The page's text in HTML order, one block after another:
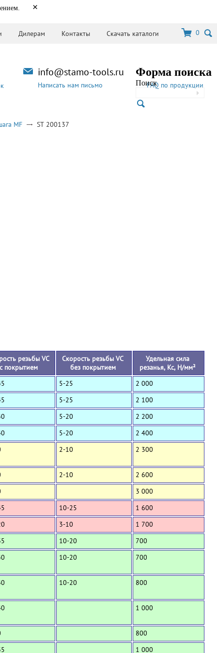
×
Дилерам Контакты Скачать каталоги 0
Форма поиска
ПоискFAQ по продукции
info@stamo-tools.ru
Написать нам письмо
MF ST 200137
резьбы VC
с покрытием
Скорость резьбы VC
без покрытием
Удельная сила
резанья, Кс, Н/мм²
5-25
2 000
5-25
2 100
5-20
2 200
5-20
2 400
2-10 2 300
2-10
2 600
3 000
10-25
1 600
3-10
1 700
10-20
700
10-20 700
10-20 800
1 000
800
1 000